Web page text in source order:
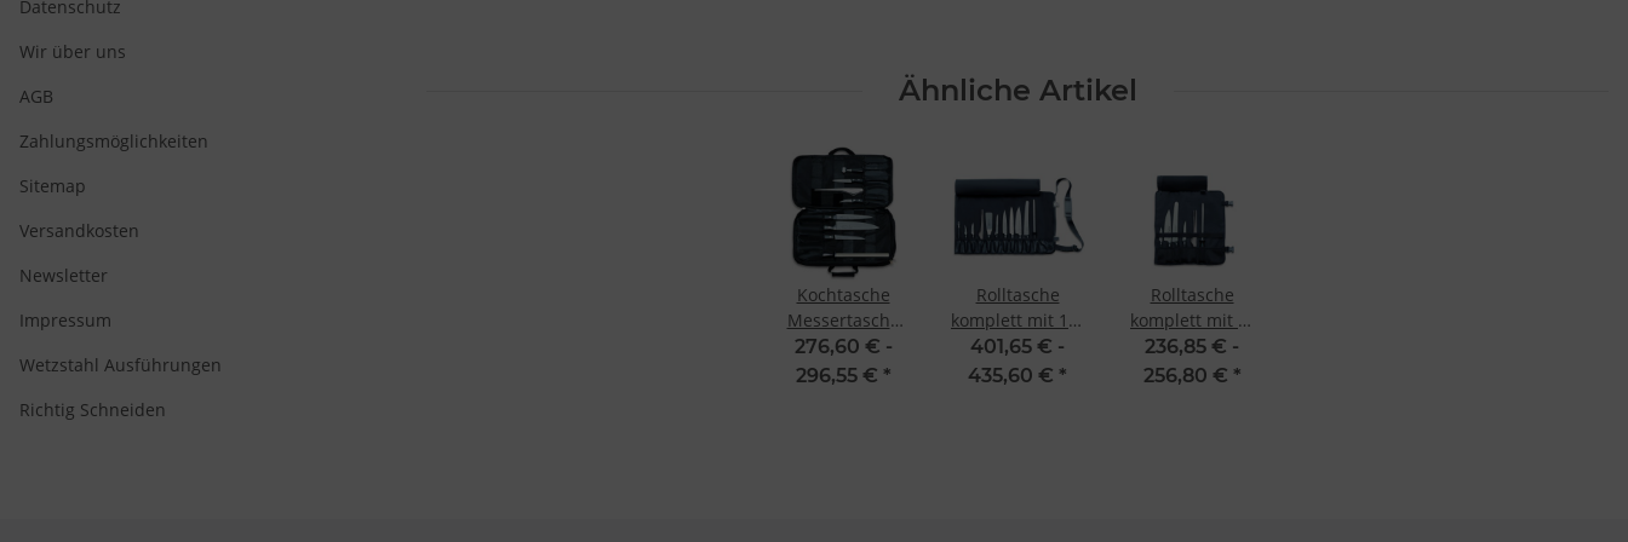
Ähnliche Artikel
Kochtasche
Messertasche
Dick Culinary
Bag 8-teilig
276,60 € -
296,55 € *
Rolltasche
komplett mit 11-
tlg. Bestückung
von Dick
401,65 € -
435,60 € *
Rolltasche
komplett mit 6-
tlg. Bestückung
von Dick
236,85 € -
256,80 € *
Datenschutz
Wir über uns
AGB
Zahlungsmöglichkeiten
Sitemap
Versandkosten
Newsletter
Impressum
Wetzstahl Ausführungen
Richtig Schneiden